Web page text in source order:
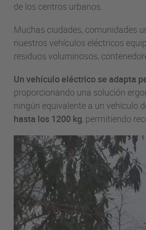
de los centros urbanos.
Muchas ciudades, comunidades
nuestros vehículos eléctricos
residuos voluminosos,
Un vehículo eléctrico se adapta
proporcionando una solución
ningún equivalente a un vehículo
hasta los 1200 kg, permitiendo